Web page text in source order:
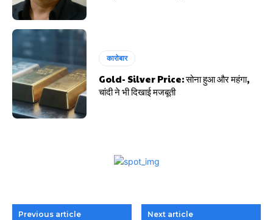
कारोबार
Gold- Silver Price: सोना हुआ और महंगा,
चांदी ने भी दिखाई मजबूती
Previous article Next article